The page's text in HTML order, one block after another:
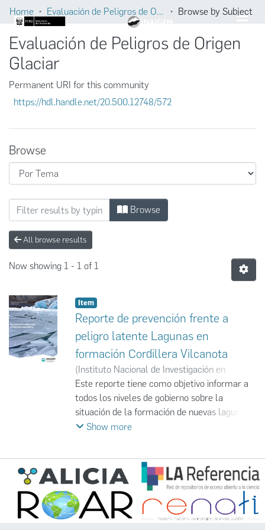
Home Evaluación de Peligros de Origen Glaciar Browse by Subject
Evaluación de Peligros de Origen
Glaciar
Permanent URI for this community
https://hdl.handle.net/20.500.12748/572
Browse
Browsing Evaluación de Peligros de
Browse
All browse results
Now showing 1 - 1 of 1
Item
Reporte de prevención frente a
peligro latente Lagunas en
formación Cordillera Vilcanota
(Instituto Nacional de Investigación en
Glaciares y Ecosistemas de Montaña,2020-
10-30 )Instituto Nacional de Investigación en
Glaciares y Ecosistemas de Montaña
Este reporte tiene como objetivo informar a
todos los niveles de gobierno sobre la
situación de la formación de nuevas lagunas
en la Cordillera Vilcanota, especialmente
ubicadas aguas abajo.
Las lagunas fueron seleccionadas mediante
un análisis del incremento en su área,
Show more